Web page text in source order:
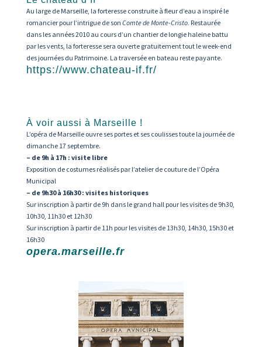
Au large de Marseille, la forteresse construite à fleur d’eau a inspiré le
romancier pour l’intrigue de son Comte de Monte-Cristo. Restaurée
dans les années 2010 au cours d’un chantier de longie haleine battu
par les vents, la forteresse sera ouverte gratuitement tout le week-end
des journées du Patrimoine. La traversée en bateau reste payante.
https://www.chateau-if.fr/
À voir aussi à Marseille !
L’opéra de Marseille ouvre ses portes et ses coulisses toute la journée de
dimanche 17 septembre.
– de 9h à 17h : visite libre
Exposition de costumes réalisés par l’atelier de couture de l’Opéra
Municipal
– de 9h30 à 16h30 : visites historiques
Sur inscription à partir de 9h dans le grand hall pour les visites de 9h30,
10h30, 11h30 et 12h30
Sur inscription à partir de 11h pour les visites de 13h30, 14h30, 15h30 et
16h30
opera.marseille.fr